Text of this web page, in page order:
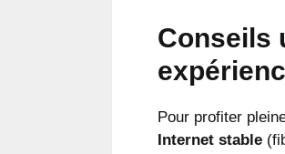
Conseils
Pour profiter
Internet stable